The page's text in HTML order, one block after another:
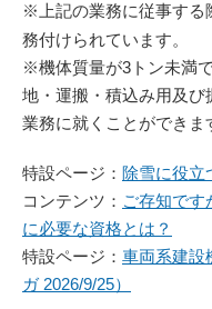
※上記の業務に従事する
務付けられています。
※機体質量が3トン未満
地・運搬・積込み用及
業務に就くことができま
特設ページ： 除雪に役立
コンテンツ： ご存知です
に必要な資格とは？
特設ページ： 車両系建設
ガ 2026/9/25）